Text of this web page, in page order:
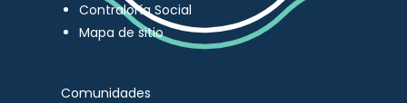
Contraloría Social
Mapa de sitio
Comunidades